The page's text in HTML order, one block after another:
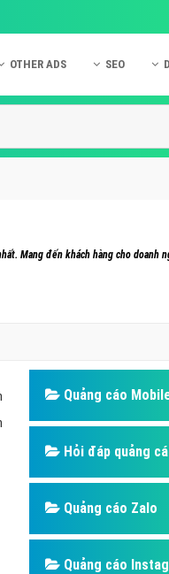
OTHER ADS
Dịch vụ Domain & Hosting
Hỏi đáp phần mềm
Hỏi đáp quảng cáo TVC
Hỏi đáp quảng cáo Skype
SEO
Mang đến khách hàng cho doanh
Quảng cáo
Hỏi đáp quảng
Quảng cáo Zalo
Quảng cáo